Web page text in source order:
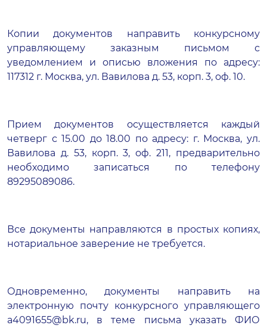
Копии документов направить конкурсному
управляющему заказным письмом с
уведомлением и описью вложения по адресу:
117312 г. Москва, ул. Вавилова д. 53, корп. 3, оф. 10.
Прием документов осуществляется каждый
четверг с 15.00 до 18.00 по адресу: г. Москва, ул.
Вавилова д. 53, корп. 3, оф. 211, предварительно
необходимо записаться по телефону
89295089086.
Все документы направляются в простых копиях,
нотариальное заверение не требуется.
Одновременно, документы направить на
электронную почту конкурсного управляющего
a4091655@bk.ru, в теме письма указать ФИО